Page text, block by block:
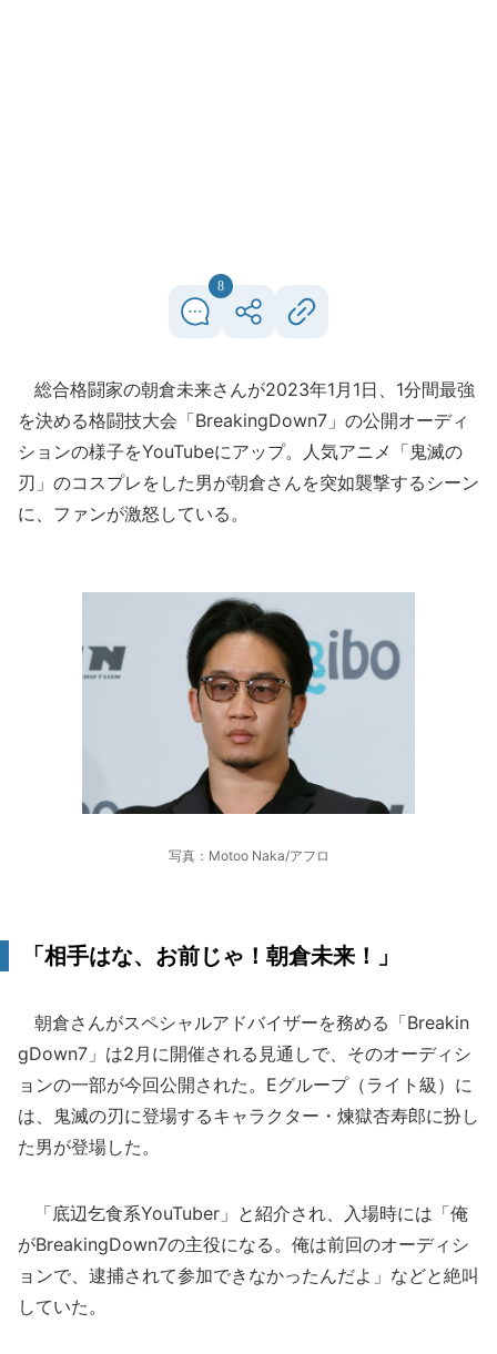
8
総合格闘家の朝倉未来さんが2023年1月1日、1分間最強
を決める格闘技大会「BreakingDown7」の公開オーディ
ションの様子をYouTubeにアップ。人気アニメ「鬼滅の
刃」のコスプレをした男が朝倉さんを突如襲撃するシーン
に、ファンが激怒している。
写真：Motoo Naka/アフロ
「相手はな、お前じゃ！朝倉未来！」
朝倉さんがスペシャルアドバイザーを務める「Breakin
gDown7」は2月に開催される見通しで、そのオーディシ
ョンの一部が今回公開された。Eグループ（ライト級）に
は、鬼滅の刃に登場するキャラクター・煉獄杏寿郎に扮し
た男が登場した。
「底辺乞食系YouTuber」と紹介され、入場時には「俺
がBreakingDown7の主役になる。俺は前回のオーディシ
ョンで、逮捕されて参加できなかったんだよ」などと絶叫
していた。